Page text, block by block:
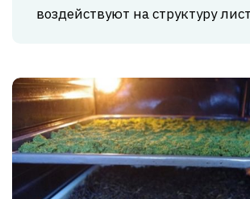
воздействуют на структуру